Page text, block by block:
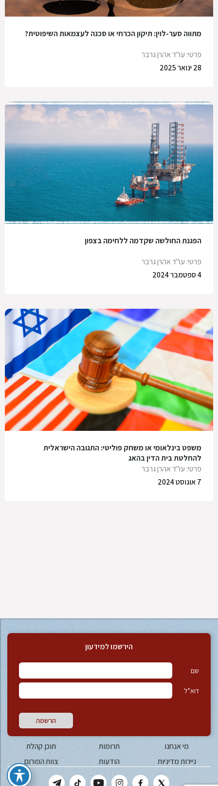
מתווה סער-לוין: תיקון הכרחי או סכנה לעצמאות השיפוטית?
פרטי: עו"ד אהרן גרבר
28 ינואר 2025
הפגנת החולשה שקדמה ללחימה בצפון
פרטי: עו"ד אהרן גרבר
4 ספטמבר 2024
משפט בינלאומי או משחק פוליטי: התגובה הישראלית
להחלטת בית הדין בהאג
פרטי: עו"ד אהרן גרבר
7 אוגוסט 2024
הירשמו למידעון
שם
דוא”ל
הרשמה
מי אנחנו תרומות
תוכן קהלת
ניירות מדיניות
הודעות צוות הפורום